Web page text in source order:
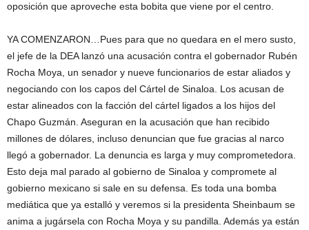
oposición que aproveche esta bobita que viene por el centro.
YA COMENZARON…Pues para que no quedara en el mero susto,
el jefe de la DEA lanzó una acusación contra el gobernador Rubén
Rocha Moya, un senador y nueve funcionarios de estar aliados y
negociando con los capos del Cártel de Sinaloa. Los acusan de
estar alineados con la facción del cártel ligados a los hijos del
Chapo Guzmán. Aseguran en la acusación que han recibido
millones de dólares, incluso denuncian que fue gracias al narco
llegó a gobernador. La denuncia es larga y muy comprometedora.
Esto deja mal parado al gobierno de Sinaloa y compromete al
gobierno mexicano si sale en su defensa. Es toda una bomba
mediática que ya estalló y veremos si la presidenta Sheinbaum se
anima a jugársela con Rocha Moya y su pandilla. Además ya están